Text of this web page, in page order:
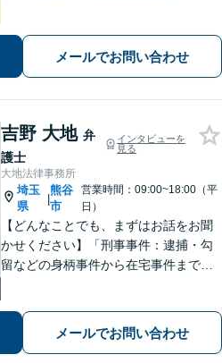
へと導きます【休日夜間対応】【上福
岡駅8分】【駐車場あり】
メールでお問い合わせ
吉野 大地 弁
護士
インタビューを
見る
大地法律事務所
埼玉
県
|
熊谷
市
営業時間：09:00~18:00（平
日）
【どんなことでも、まずはお話をお聞
かせください】「刑事事件：逮捕・勾
留などの身柄事件から在宅事件まで、
メールでお問い合わせ